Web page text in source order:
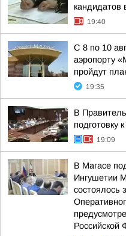
кандидатов
19:40
С 8 по 10
аэропорту
пройдут
19:35
В
подготовку
19:09
В Магасе
Ингушетии
состоялось
Российской